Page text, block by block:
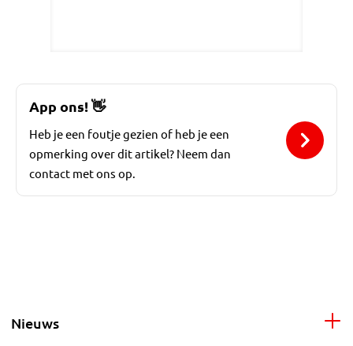
App ons!👋
Heb je een foutje gezien of heb je een
opmerking over dit artikel? Neem dan
contact met ons op.
Nieuws